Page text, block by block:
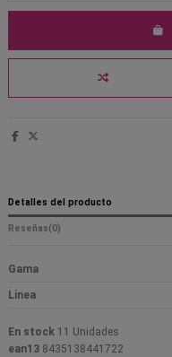
Detalles del producto
Reseñas(0)
Gama
Linea
En stock 11 Unidades
ean13 8435138441722